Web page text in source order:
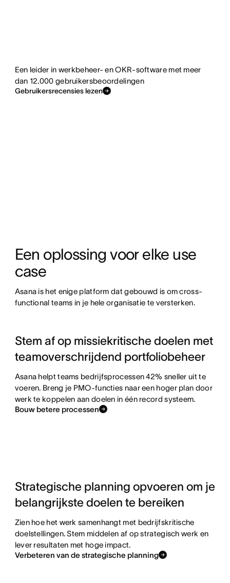
Een leider in werkbeheer- en OKR-software met meer
dan 12.000 gebruikersbeoordelingen
Gebruikersrecensies lezen
Een oplossing voor elke use
case
Asana is het enige platform dat gebouwd is om cross-
functional teams in je hele organisatie te versterken.
Stem af op missiekritische doelen met
teamoverschrijdend portfoliobeheer
Asana helpt teams bedrijfsprocessen 42% sneller uit te
voeren. Breng je PMO-functies naar een hoger plan door
werk te koppelen aan doelen in één record systeem.
Bouw betere processen
Strategische planning opvoeren om je
belangrijkste doelen te bereiken
Zien hoe het werk samenhangt met bedrijfskritische
doelstellingen. Stem middelen af op strategisch werk en
lever resultaten met hoge impact.
Verbeteren van de strategische planning